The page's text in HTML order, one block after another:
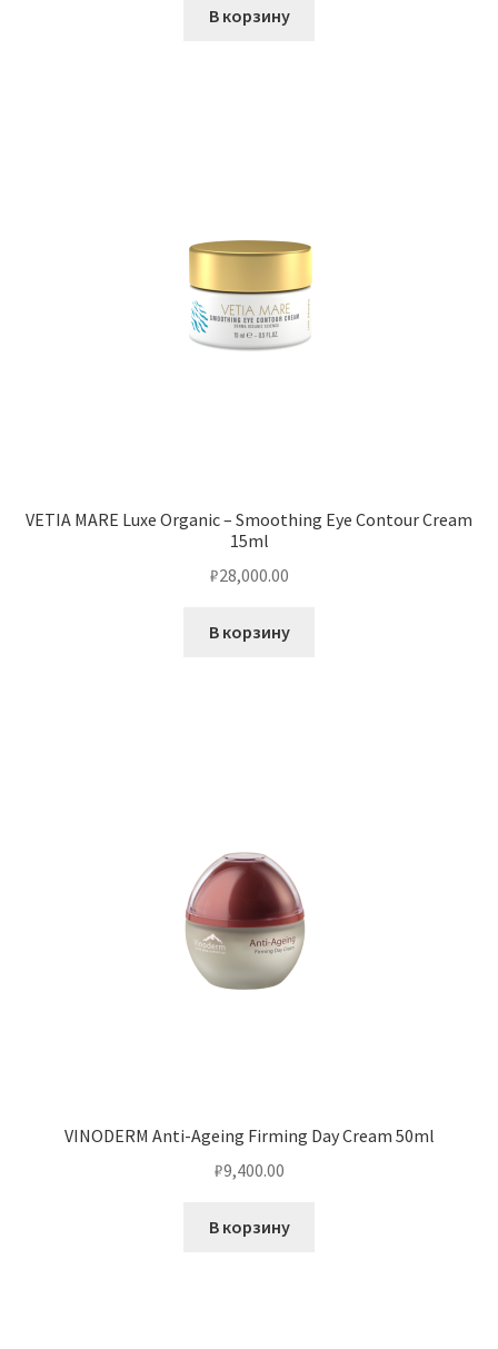
В корзину
VETIA MARE Luxe Organic – Smoothing Eye Contour Cream
15ml
₽28,000.00
В корзину
VINODERM Anti-Ageing Firming Day Cream 50ml
₽9,400.00
В корзину